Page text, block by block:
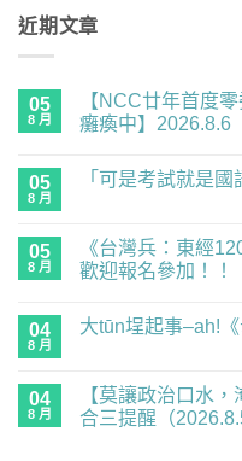
近期文章
05
8 月
【NCC廿年首度
癱瘓中】2026.8.6
員，
連
示
務
全
05
8 月
「可是考試就是
考
試
就
語」：
語〉
中
言
05
8 月
《台灣兵：東經
歡迎報名參加！！
灣
120-
135
烈
留
04
8 月
大tūn埕起事–ah!
起
事
04
8 月
【莫讓政治口水
合三提醒（